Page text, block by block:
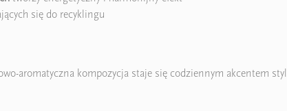
się do recyklingu
aromatyczna kompozycja staje się codziennym akcentem